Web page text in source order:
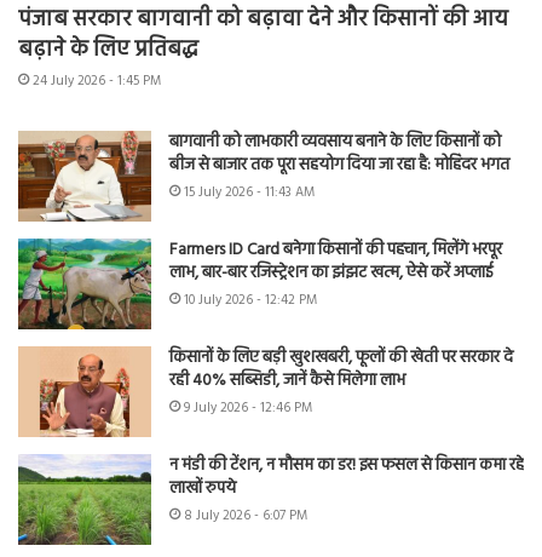
पंजाब सरकार बागवानी को बढ़ावा देने और किसानों की आय
बढ़ाने के लिए प्रतिबद्ध
24 July 2026 - 1:45 PM
बागवानी को लाभकारी व्यवसाय बनाने के लिए किसानों को
बीज से बाजार तक पूरा सहयोग दिया जा रहा है: मोहिंदर भगत
15 July 2026 - 11:43 AM
Farmers ID Card बनेगा किसानों की पहचान, मिलेंगे भरपूर
लाभ, बार-बार रजिस्ट्रेशन का झंझट खत्म, ऐसे करें अप्लाई
10 July 2026 - 12:42 PM
किसानों के लिए बड़ी खुशखबरी, फूलों की खेती पर सरकार दे
रही 40% सब्सिडी, जानें कैसे मिलेगा लाभ
9 July 2026 - 12:46 PM
न मंडी की टेंशन, न मौसम का डर! इस फसल से किसान कमा रहे
लाखों रुपये
8 July 2026 - 6:07 PM